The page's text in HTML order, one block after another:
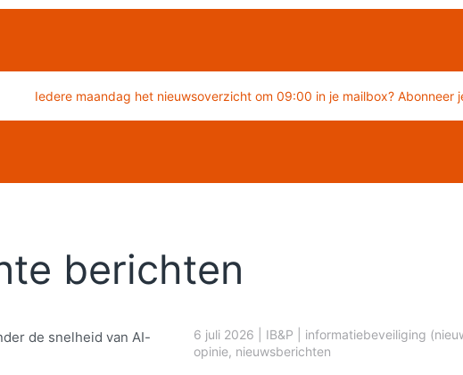
Iedere maandag het nieuwsoverzicht om 09:00 in je mailbox? Abonneer
berichten
de snelheid van AI-
6 juli 2026 IB&P
informatiebeveiliging
opinie, nieuwsberichten